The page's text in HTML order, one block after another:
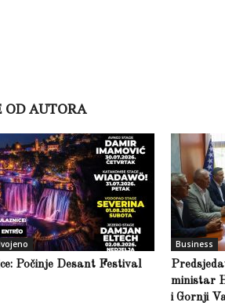
OD AUTORA
Počinje Desant Festival
Business
ministar
i Gornji